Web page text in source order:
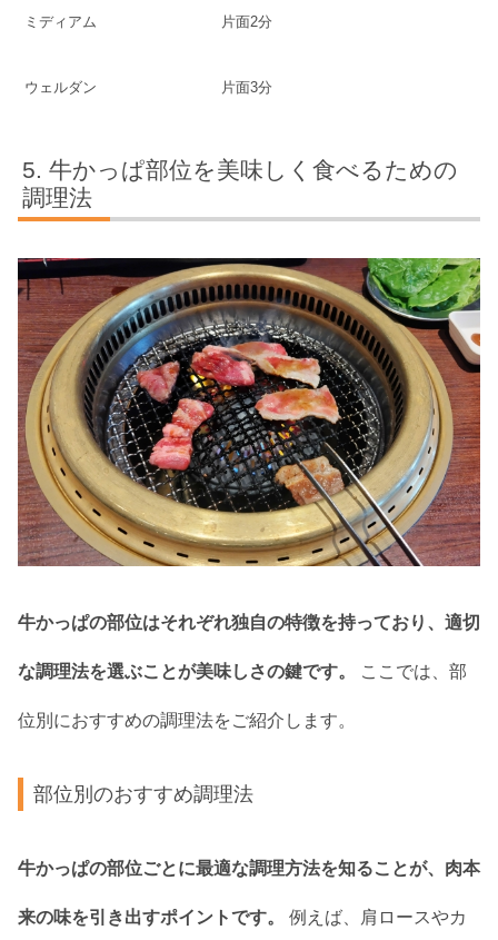
ミディアム 片面2分
ウェルダン 片面3分
牛かっぱ部位を美味しく食べるための
調理法
牛かっぱの部位はそれぞれ独自の特徴を持っており、適切
な調理法を選ぶことが美味しさの鍵です。 ここでは、部
位別におすすめの調理法をご紹介します。
部位別のおすすめ調理法
牛かっぱの部位ごとに最適な調理方法を知ることが、肉本
来の味を引き出すポイントです。 例えば、肩ロースやカ